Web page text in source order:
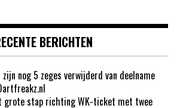
BERICHTEN
nog 5 zeges verwijderd van deelname
grote stap richting WK-ticket met twee